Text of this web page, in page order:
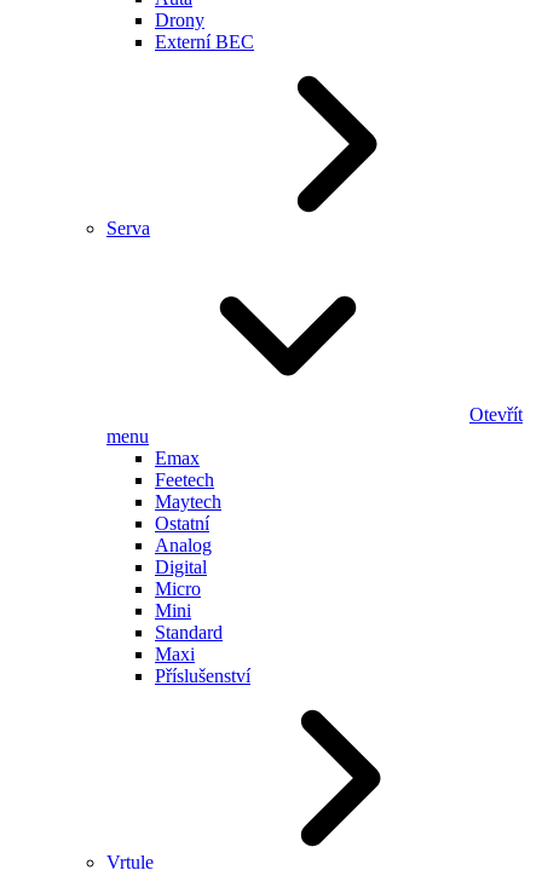
Drony
Externí BEC
Serva
Otevřít
menu
Emax
Feetech
Maytech
Ostatní
Analog
Digital
Micro
Mini
Standard
Maxi
Příslušenství
Vrtule